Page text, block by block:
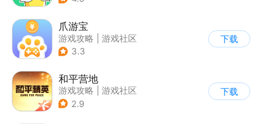
爪游宝
游戏攻略
游戏社区
3.3
下载
和平营地
游戏攻略
游戏社区
2.9
下载